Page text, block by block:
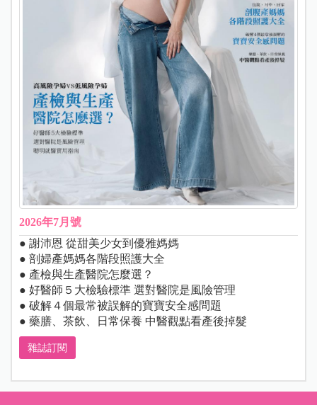
2026年7月號
● 謝沛恩 從甜美少女到優雅媽媽
● 剖婦產媽媽各階段照護大全
● 產檢與生產醫院怎麼選？
● 好醫師５大檢驗標準 選對醫院是風險管理
● 破解４個最常被誤解的寶寶安全感問題
● 藥膳、茶飲、日常保養 中醫觀點看產後掉髮
雜誌訂閱